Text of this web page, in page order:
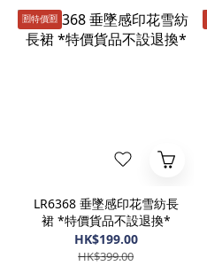
🈹️特價🈹️
LR6368 垂墜感印花雪紡長
裙 *特價貨品不設退換*
HK$199.00
HK$399.00